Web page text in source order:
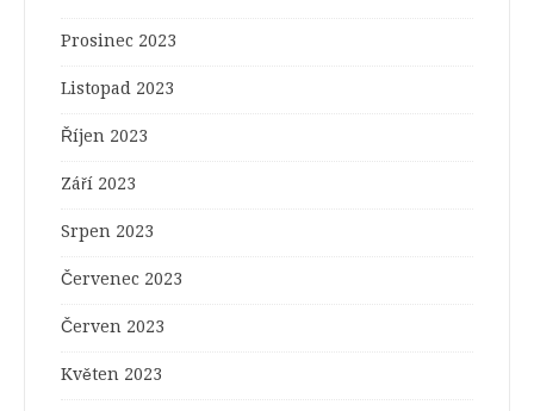
Prosinec 2023
Listopad 2023
Říjen 2023
Září 2023
Srpen 2023
Červenec 2023
Červen 2023
Květen 2023